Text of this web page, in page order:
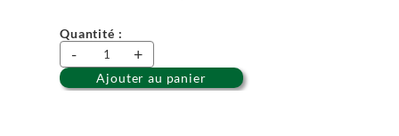
Quantité :
- +
Ajouter au panier